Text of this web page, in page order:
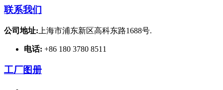
联系我们
公司地址: 上海市浦东新区高科东路1688号.
电话: +86 180 3780 8511
工厂图册